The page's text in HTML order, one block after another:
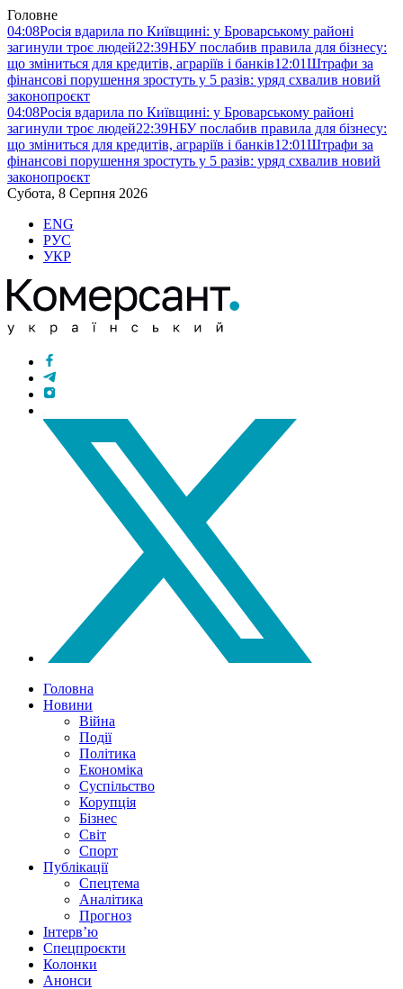
Головне
04:08Росія вдарила по Київщині: у Броварському районі
загинули троє людей22:39НБУ послабив правила для бізнесу:
що зміниться для кредитів, аграріїв і банків12:01Штрафи за
фінансові порушення зростуть у 5 разів: уряд схвалив новий
законопроєкт
04:08Росія вдарила по Київщині: у Броварському районі
загинули троє людей22:39НБУ послабив правила для бізнесу:
що зміниться для кредитів, аграріїв і банків12:01Штрафи за
фінансові порушення зростуть у 5 разів: уряд схвалив новий
законопроєкт
Субота, 8 Серпня 2026
ENG
РУС
УКР
Головна
Новини
Війна
Події
Політика
Економіка
Суспільство
Корупція
Бізнес
Світ
Спорт
Публікації
Спецтема
Аналітика
Прогноз
Інтерв’ю
Спецпроєкти
Колонки
Анонси